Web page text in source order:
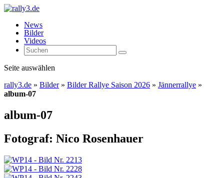
News
Bilder
Videos
Seite auswählen
rally3.de » Bilder» Bilder Rallye Saison 2026 » Jännerrallye »
album-07
album-07
Fotograf: Nico Rosenhauer